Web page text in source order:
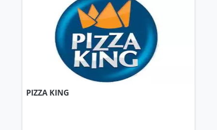
PIZZA KING